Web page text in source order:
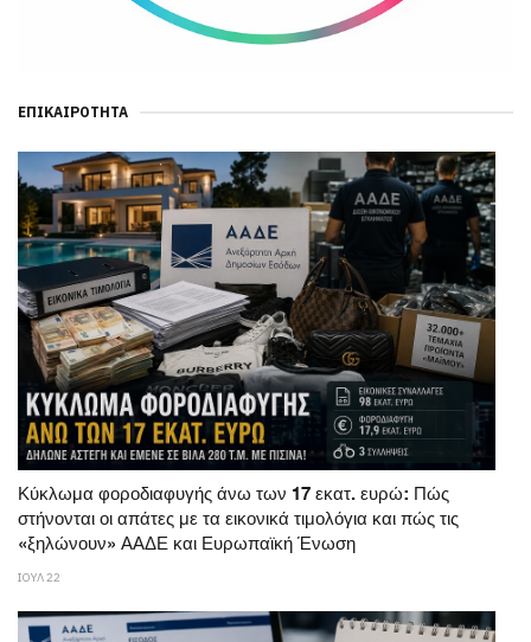
ΕΠΙΚΑΙΡΌΤΗΤΑ
Κύκλωμα φοροδιαφυγής άνω των 17 εκατ. ευρώ: Πώς
στήνονται οι απάτες με τα εικονικά τιμολόγια και πώς τις
«ξηλώνουν» ΑΑΔΕ και Ευρωπαϊκή Ένωση
ΙΟΥΛ 22